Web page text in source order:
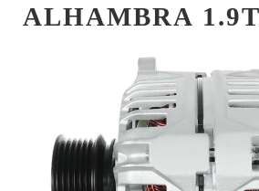
ALHAMBRA